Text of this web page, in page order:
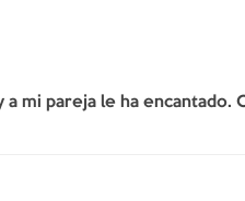
mi pareja le ha encantado.